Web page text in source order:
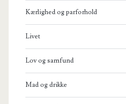
Kærlighed og parforhold
Livet
Lov og samfund
Mad og drikke